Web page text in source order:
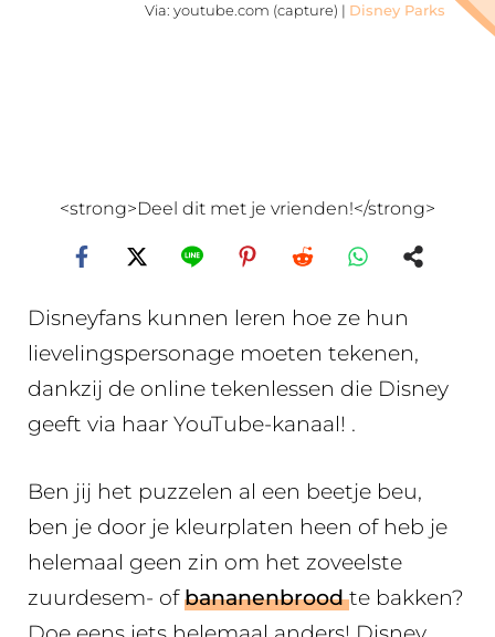
Via: youtube.com (capture) | Disney Parks
<strong>Deel dit met je vrienden!</strong>
Disneyfans kunnen leren hoe ze hun
lievelingspersonage moeten tekenen,
dankzij de online tekenlessen die Disney
geeft via haar YouTube-kanaal! .
Ben jij het puzzelen al een beetje beu,
ben je door je kleurplaten heen of heb je
helemaal geen zin om het zoveelste
zuurdesem- ofbananenbroodte bakken?